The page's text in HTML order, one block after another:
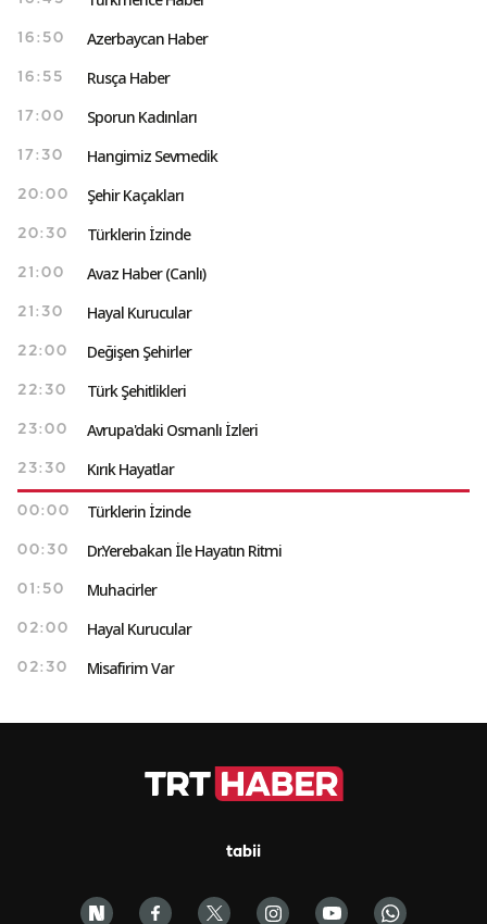
16:50 Azerbaycan Haber
16:55 Rusça Haber
17:00 Sporun Kadınları
17:30 Hangimiz Sevmedik
20:00 Şehir Kaçakları
20:30 Türklerin İzinde
21:00 Avaz Haber (Canlı)
21:30 Hayal Kurucular
22:00 Değişen Şehirler
22:30 Türk Şehitlikleri
23:00 Avrupa'daki Osmanlı İzleri
23:30 Kırık Hayatlar
00:00 Türklerin İzinde
00:30 Dr.Yerebakan İle Hayatın Ritmi
01:50 Muhacirler
02:00 Hayal Kurucular
02:30 Misafirim Var
tabii